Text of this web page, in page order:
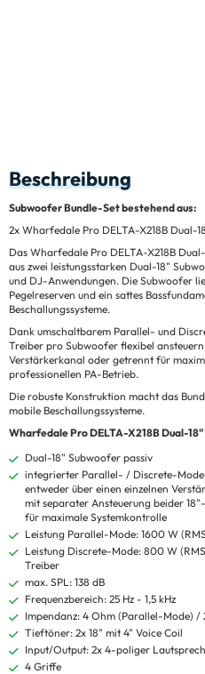
Beschreibung
Subwoofer Bundle-Set bestehend aus:
2x Wharfedale Pro DELTA-X218B Dual-
Das Wharfedale Pro DELTA-X218B
aus zwei leistungsstarken Dual-18"
und DJ-Anwendungen. Die Subwoofer
Pegelreserven und ein sattes
Beschallungssysteme.
Dank umschaltbarem Parallel- und
Treiber pro Subwoofer flexibel
Verstärkerkanal oder getrennt für
professionellen PA-Betrieb.
Die robuste Konstruktion macht das
mobile Beschallungssysteme.
Wharfedale Pro DELTA-X218B Dual-
Dual-18" Subwoofer passiv
integrierter Parallel- / Discrete-
entweder über einen einzelnen
mit separater Ansteuerung beider
für maximale Systemkontrolle
Leistung Parallel-Mode: 1600 W
Leistung Discrete-Mode: 800 W
Treiber
max. SPL: 138 dB
Frequenzbereich: 25 Hz - 1,5 kHz
Impendanz: 4 Ohm (Parallel-Mode) /
Tieftöner: 2x 18" mit 4" Voice Coil
Input/Output: 2x 4-poliger
4 Griffe